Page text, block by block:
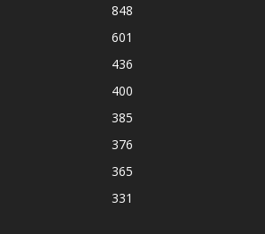
848
601
436
400
385
376
365
331